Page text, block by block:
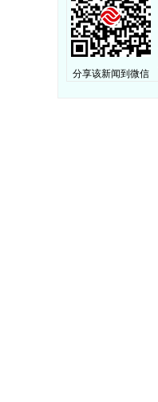
分享该新闻到微信